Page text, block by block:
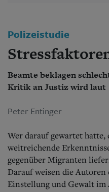
Polizeistudie
Beamte beklagen
Kritik an Justiz wird laut
Peter Entinger
Wer darauf gewartet hatte,
weitreichende
gegenüber Migranten
Darauf weisen die
Einstellung und Gewalt im